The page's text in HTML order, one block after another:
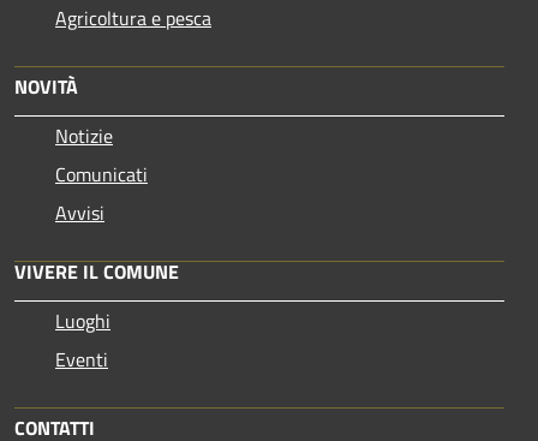
Agricoltura e pesca
NOVITÀ
Notizie
Comunicati
Avvisi
VIVERE IL COMUNE
Luoghi
Eventi
CONTATTI